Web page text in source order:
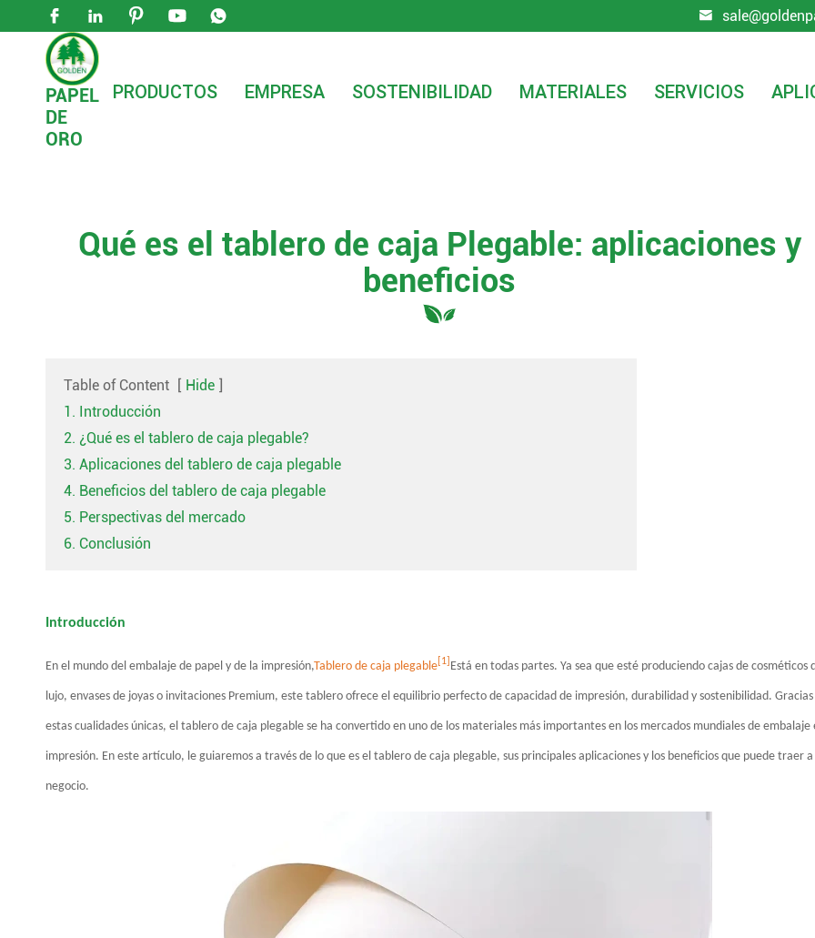
     
PAPEL
DE
ORO
PRODUCTOS EMPRESA SOSTENIBILIDAD MATERIALES SERVICIOS
 Hogar
Qué es el tablero de caja Plegable: aplicaciones y
beneficios
Table of Content [ Hide ]
1. Introducción
2. ¿Qué es el tablero de caja plegable?
3. Aplicaciones del tablero de caja plegable
4. Beneficios del tablero de caja plegable
5. Perspectivas del mercado
6. Conclusión
Introducción
En el mundo del embalaje de papel y de la impresión,Tablero de caja plegable [1] Está en todas partes. Ya sea que esté produciendo cajas de cosméticos
lujo, envases de joyas o invitaciones Premium, este tablero ofrece el equilibrio perfecto de capacidad de impresión, durabilidad y sostenibilidad. Gracias
estas cualidades únicas, el tablero de caja plegable se ha convertido en uno de los materiales más importantes en los mercados mundiales de embalaje
impresión. En este artículo, le guiaremos a través de lo que es el tablero de caja plegable, sus principales aplicaciones y los beneficios que puede traer a
negocio.